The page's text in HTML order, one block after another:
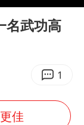
“不怕六爷挂得多 就怕六爷挂一颗”
发展
单签表出炉
名武功高
1
佳